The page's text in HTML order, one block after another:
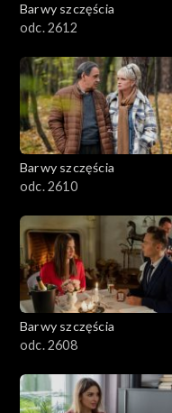
Barwy szczęścia
odc. 2612
Barwy szczęścia
odc. 2610
Barwy szczęścia
odc. 2608